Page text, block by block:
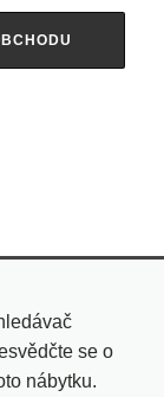
se o
nábytku.